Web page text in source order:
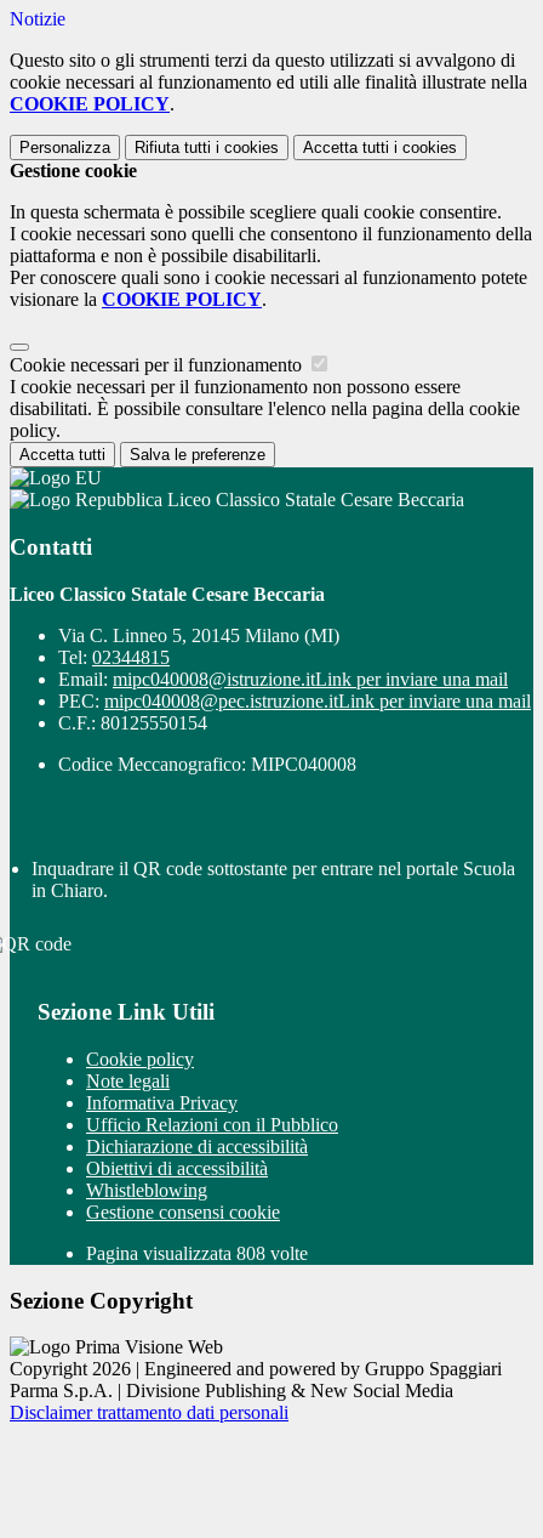
Notizie
Questo sito o gli strumenti terzi da questo utilizzati si avvalgono di
cookie necessari al funzionamento ed utili alle finalità illustrate nella
COOKIE POLICY.
Personalizza Rifiuta tutti i cookies Accetta tutti i cookies
Gestione cookie
In questa schermata è possibile scegliere quali cookie consentire.
I cookie necessari sono quelli che consentono il funzionamento della
piattaforma e non è possibile disabilitarli.
Per conoscere quali sono i cookie necessari al funzionamento potete
visionare la COOKIE POLICY.
Cookie necessari per il funzionamento
I cookie necessari per il funzionamento non possono essere
disabilitati. È possibile consultare l'elenco nella pagina della cookie
policy.
Accetta tutti Salva le preferenze
Liceo Classico Statale Cesare Beccaria
Contatti
Liceo Classico Statale Cesare Beccaria
Via C. Linneo 5, 20145 Milano (MI)
Tel: 02344815
Email: mipc040008@istruzione.itLink per inviare una mail
PEC: mipc040008@pec.istruzione.itLink per inviare una mail
C.F.: 80125550154
Codice Meccanografico: MIPC040008
Inquadrare il QR code sottostante per entrare nel portale Scuola
in Chiaro.
Sezione Link Utili
Cookie policy
Note legali
Informativa Privacy
Ufficio Relazioni con il Pubblico
Dichiarazione di accessibilità
Obiettivi di accessibilità
Whistleblowing
Gestione consensi cookie
Pagina visualizzata 808 volte
Sezione Copyright
Copyright 2026 | Engineered and powered by Gruppo Spaggiari
Parma S.p.A. | Divisione Publishing & New Social Media
Disclaimer trattamento dati personali